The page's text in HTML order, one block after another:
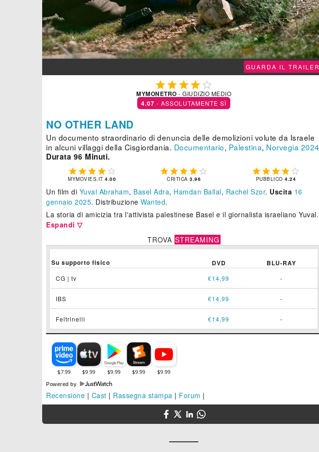
GUARDA IL TRAILER
 
MYMONETRO - GIUDIZIO MEDIO
4.07 - ASSOLUTAMENTE SÌ
NO OTHER LAND
Un documento straordinario di denuncia delle demolizioni volute da Israele
in alcuni villaggi della Cisgiordania. Documentario, Palestina, Norvegia 2024
Durata 96 Minuti.
    
MYMOVIES.IT4.00
    
CRITICA3.96
    
PUBBLICO4.24
Un film di Yuval Abraham, Basel Adra, Hamdan Ballal, Rachel Szor. Uscita 16
gennaio 2025. Distribuzione Wanted.
La storia di amicizia tra l'attivista palestinese Basel e il giornalista israeliano Yuval.
Espandi ▽
TROVA STREAMING
Su supporto fisico DVD BLU-RAY
CG | tv €14,99 -
IBS €14,99 -
Feltrinelli €14,99 -
Powered by
Recensione | Cast | Rassegna stampa | Forum |